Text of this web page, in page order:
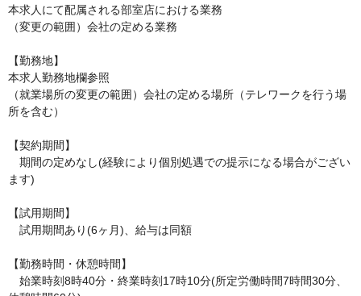
本求人にて配属される部室店における業務
（変更の範囲）会社の定める業務
【勤務地】
本求人勤務地欄参照
（就業場所の変更の範囲）会社の定める場所（テレワークを行う場
所を含む）
【契約期間】
期間の定めなし(経験により個別処遇での提示になる場合がござい
ます)
【試用期間】
試用期間あり(6ヶ月)、給与は同額
【勤務時間・休憩時間】
始業時刻8時40分・終業時刻17時10分(所定労働時間7時間30分、